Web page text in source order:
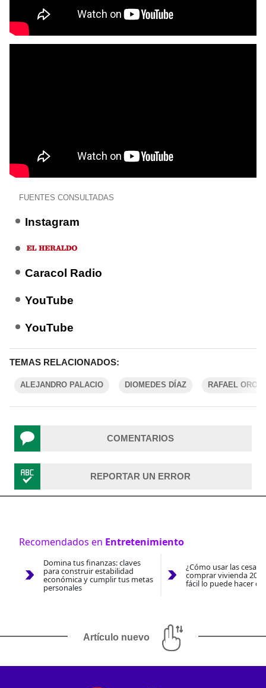
FUENTES CONSULTADAS
Instagram
Caracol Radio
YouTube
YouTube
TEMAS RELACIONADOS:
ALEJANDRO PALACIO DIOMEDES DÍAZ RAFAEL
COMENTARIOS
REPORTAR UN ERROR
Recomendados en Entretenimiento
Domina tus finanzas: claves
para construir estabilidad
económica y cumplir tus metas
personales
¿Cómo usar las
comprar vivienda
fácil lo puede hacer
Artículo nuevo